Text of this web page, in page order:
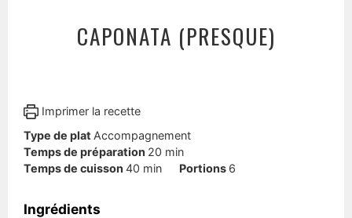
CAPONATA (PRESQUE)
Imprimer la recette
Type de plat Accompagnement
Temps de préparation 20 minutes
min
Temps de cuisson40 minutes
min Portions 6
Ingrédients